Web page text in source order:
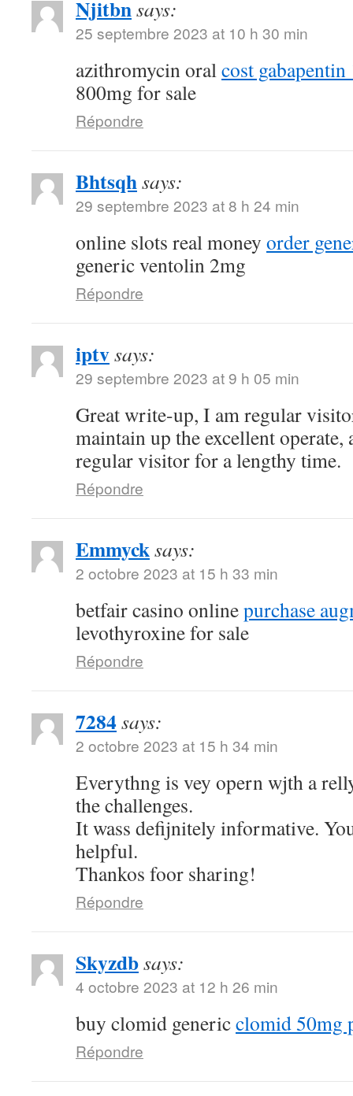
Njitbnsays:
25 septembre 2023 at 10 h 30 min
azithromycin oralcost
800mg for sale
Répondre
Bhtsqhsays:
29 septembre 2023 at 8 h 24 min
online slots real money order
generic ventolin 2mg
Répondre
iptvsays:
29 septembre 2023 at 9 h 05 min
Great write-up, I am regular
maintain up the excellent
regular visitor for a lengthy time.
Répondre
Emmycksays:
2 octobre 2023 at 15 h 33 min
betfair casino onlinepurchase
levothyroxine for sale
Répondre
7284says:
2 octobre 2023 at 15 h 34 min
Everythng is vey opern wjth a
the challenges.
It wass defijnitely informative.
helpful.
Thankos foor sharing!
Répondre
Skyzdbsays:
4 octobre 2023 at 12 h 26 min
buy clomid genericclomid 50mg
Répondre